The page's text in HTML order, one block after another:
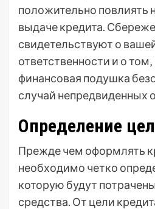
положительно повлиять
выдаче кредита.
свидетельствуют о
ответственности и о том‚
финансовая подушка
случай непредвиденных
Определение
Прежде чем оформлять
необходимо четко
которую будут
средства. От цели